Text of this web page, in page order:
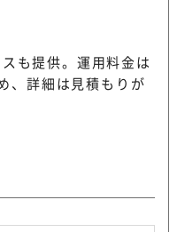
も提供。運用料金は
、詳細は見積もりが